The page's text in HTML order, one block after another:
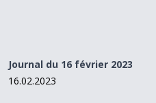
Journal du 16 février 2023
16.02.2023